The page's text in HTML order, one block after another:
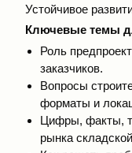
Устойчивое
Ключевые темы
Роль
заказчиков.
Вопросы
форматы и
Цифры, факты,
рынка